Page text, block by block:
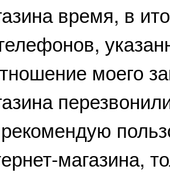
время, в
моего
магазина,